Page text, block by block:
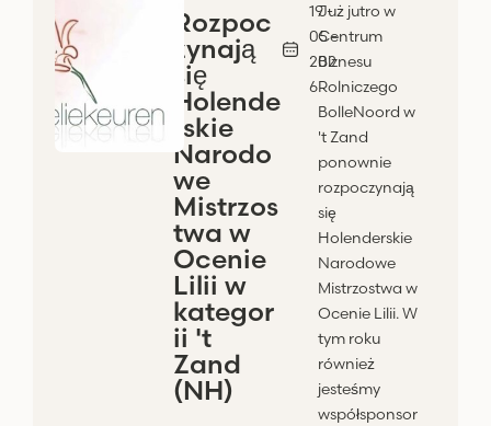
Rozpoc
zynają
się
Holende
rskie
Narodo
we
Mistrzos
twa w
Ocenie
Lilii w
kategor
ii 't
Zand
(NH)
19 -
05 -
202
6
Już jutro w
Centrum
Biznesu
Rolniczego
BolleNoord w
't Zand
ponownie
rozpoczynają
się
Holenderskie
Narodowe
Mistrzostwa w
Ocenie Lilii. W
tym roku
również
jesteśmy
współsponsor